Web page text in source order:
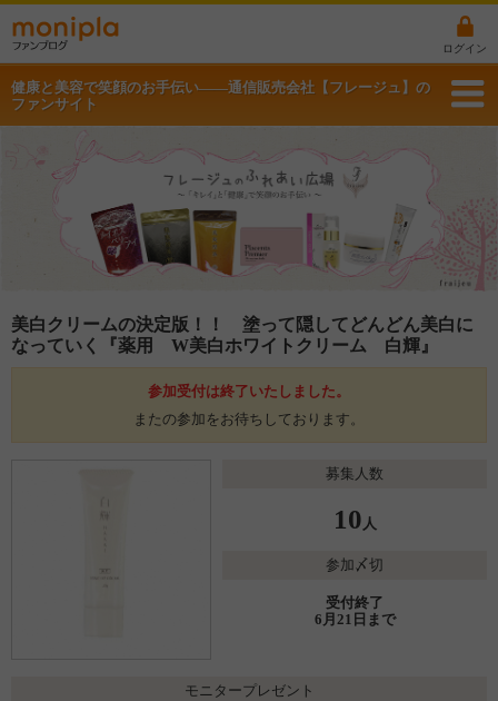
ログイン
健康と美容で笑顔のお手伝い――通信販売会社【フレージュ】の
ファンサイト
美白クリームの決定版！！ 塗って隠してどんどん美白に
なっていく『薬用 W美白ホワイトクリーム 白輝』
参加受付は終了いたしました。
またの参加をお待ちしております。
募集人数
10 人
参加〆切
受付終了
6月21日まで
モニタープレゼント